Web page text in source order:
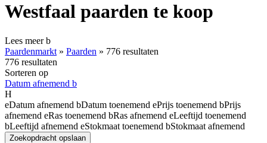
Westfaal paarden te koop
Lees meerb
Paardenmarkt » Paarden » 776 resultaten
776 resultaten
Sorteren op
Datum afnemend b
H
eDatum afnemend bDatum toenemend ePrijs toenemend bPrijs
afnemend eRas toenemend bRas afnemend eLeeftijd toenemend
bLeeftijd afnemend eStokmaat toenemend bStokmaat afnemend
Zoekopdracht opslaan